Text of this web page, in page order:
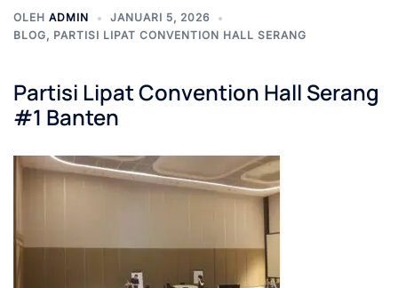
OLEH ADMIN
JANUARI 5, 2026
BLOG, PARTISI LIPAT CONVENTION HALL SERANG
Partisi Lipat Convention Hall Serang
#1 Banten